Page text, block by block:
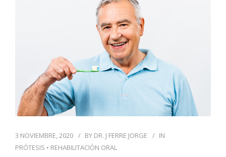
3 NOVIEMBRE, 2020 BY DR. J FERRE JORGE
IN
PRÓTESIS • REHABILITACIÓN ORAL